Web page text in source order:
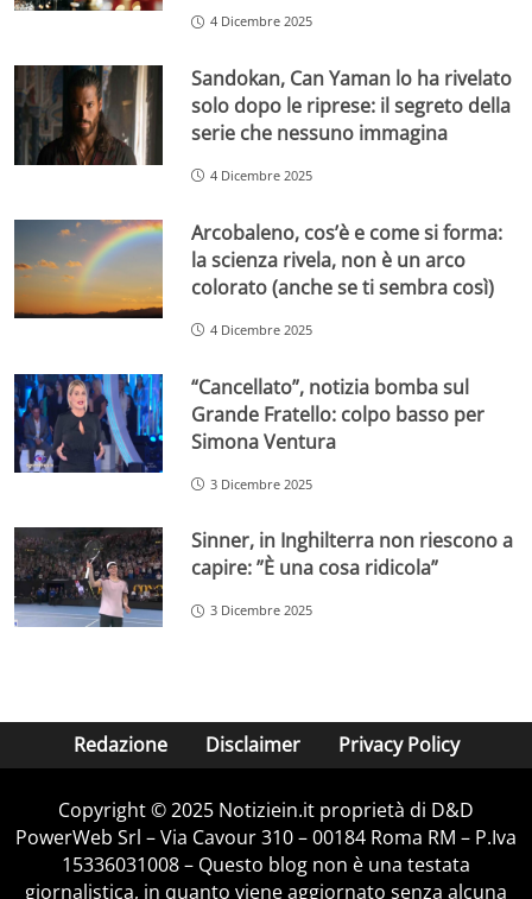
4 Dicembre 2025
Sandokan, Can Yaman lo ha rivelato
solo dopo le riprese: il segreto della
serie che nessuno immagina
4 Dicembre 2025
Arcobaleno, cos’è e come si forma:
la scienza rivela, non è un arco
colorato (anche se ti sembra così)
4 Dicembre 2025
“Cancellato”, notizia bomba sul
Grande Fratello: colpo basso per
Simona Ventura
3 Dicembre 2025
Sinner, in Inghilterra non riescono a
capire: ”È una cosa ridicola”
3 Dicembre 2025
Redazione Disclaimer Privacy Policy
Copyright © 2025 Notiziein.it proprietà di D&D
PowerWeb Srl – Via Cavour 310 – 00184 Roma RM – P.Iva
15336031008 – Questo blog non è una testata
giornalistica, in quanto viene aggiornato senza alcuna